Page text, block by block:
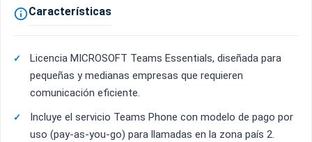
Características
Licencia MICROSOFT Teams Essentials, diseñada para
pequeñas y medianas empresas que requieren
comunicación eficiente.
Incluye el servicio Teams Phone con modelo de pago por
uso (pay-as-you-go) para llamadas en la zona país 2.